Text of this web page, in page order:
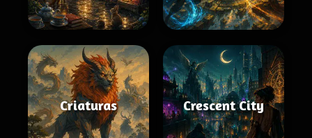
Criaturas Crescent City